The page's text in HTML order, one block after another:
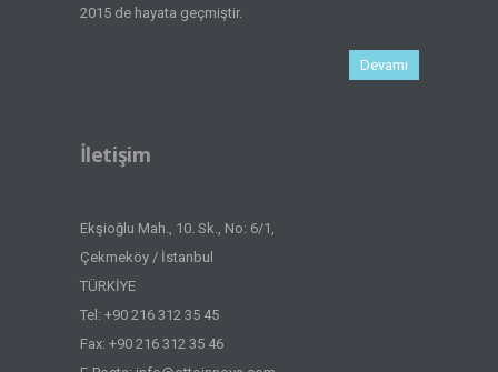
2015 de hayata geçmiştir.
Devamı
İletişim
Ekşioğlu Mah., 10. Sk., No: 6/1,
Çekmeköy / İstanbul
TÜRKİYE
Tel: +90 216 312 35 45
Fax: +90 216 312 35 46